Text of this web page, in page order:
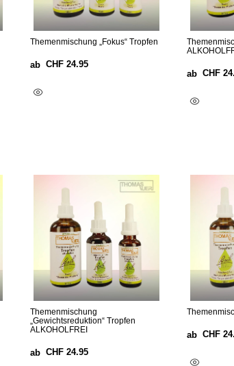
Themenmischung „Fokus“ Tropfen
ab CHF 24.95
ab CHF
Themenmischung
„Gewichtsreduktion“ Tropfen
ALKOHOLFREI
ab CHF 24.95
ab CHF